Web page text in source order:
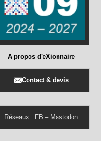
À propos d'eXionnaire
Contact & devis
Réseaux : FB – Mastodon